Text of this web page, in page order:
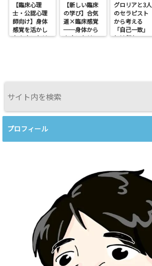
【臨床心理
士・公認心理
師向け】身体
感覚を活かし
たカウンセリ
【新しい臨床
の学び】合気
道×臨床感覚
──身体から
カウンセリン
グロリアと3人
のセラピスト
から考える
「自己一致」
とは何か──
プロフィール